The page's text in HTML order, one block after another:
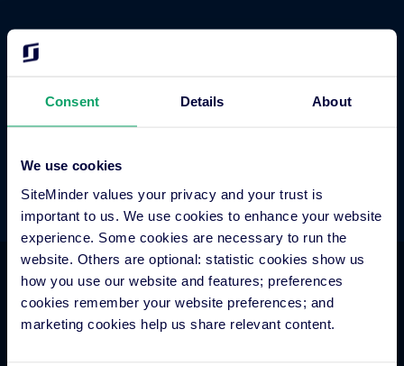
Consent Details About
We use cookies
SiteMinder values your privacy and your trust is
important to us. We use cookies to enhance your website
experience. Some cookies are necessary to run the
website. Others are optional: statistic cookies show us
how you use our website and features; preferences
cookies remember your website preferences; and
marketing cookies help us share relevant content.
Aprovecha la web para ampliar tu radio de
convertirlos en clientes.
Comercio hotelero